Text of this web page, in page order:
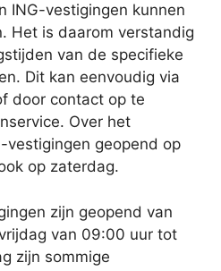
ING-vestigingen kunnen
Het is daarom verstandig
van de specifieke
Dit kan eenvoudig via
door contact op te
Over het
vestigingen geopend op
op zaterdag.
zijn geopend van
van 09:00 uur tot
zijn sommige